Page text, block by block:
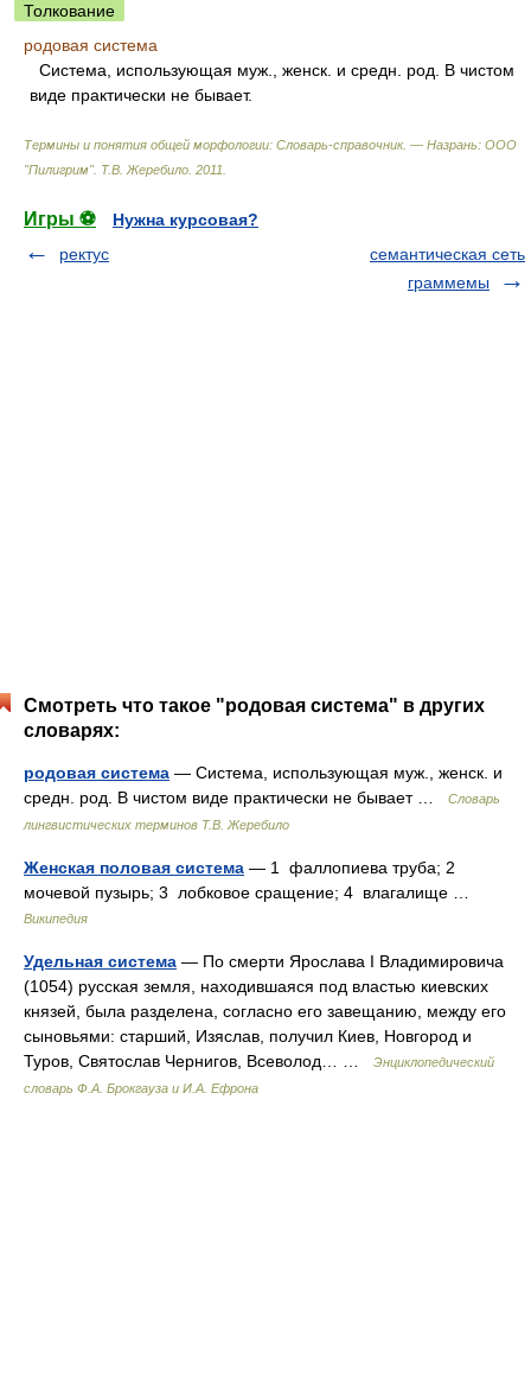
Толкование
родовая система
Система, использующая муж., женск. и средн. род. В чистом
виде практически не бывает.
Термины и понятия общей морфологии: Словарь-справочник. — Назрань: ООО
"Пилигрим". Т.В. Жеребило 2011
Игры ⚽
Нужна курсовая?
ректус
семантическая сеть
граммемы
Смотреть что такое "родовая система" в других
словарях:
родовая система — Система, использующая муж., женск. и
средн. род. В чистом виде практически не бывает …
Словарь
лингвистических терминов Т.В. Жеребило
Женская половая система — 1 фаллопиева труба; 2
мочевой пузырь; 3 лобковое сращение; 4 влагалище …
Википедия
Удельная система — По смерти Ярослава I Владимировича
(1054) русская земля, находившаяся под властью киевских
князей, была разделена, согласно его завещанию, между его
сыновьями: старший, Изяслав, получил Киев, Новгород и
Туров, Святослав Чернигов, Всеволод… …
Энциклопедический
словарь Ф.А. Брокгауза и И.А. Ефрона